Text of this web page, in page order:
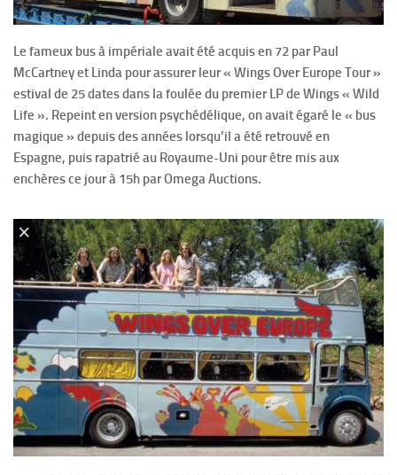
Le fameux bus à impériale avait été acquis en 72 par Paul
McCartney et Linda pour assurer leur « Wings Over Europe Tour »
estival de 25 dates dans la foulée du premier LP de Wings « Wild
Life ». Repeint en version psychédélique, on avait égaré le « bus
magique » depuis des années lorsqu’il a été retrouvé en
Espagne, puis rapatrié au Royaume-Uni pour être mis aux
enchères ce jour à 15h par Omega Auctions.